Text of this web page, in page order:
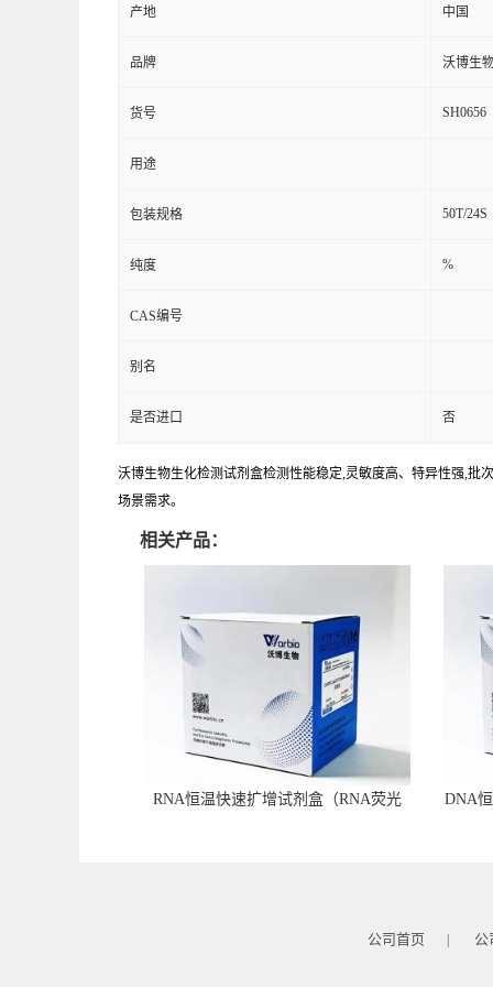
产地 中国
品牌 沃博生
货号 SH0656
用途
包装规格 50T/24S
纯度 %
CAS编号
别名
是否进口 否
沃博生物生化检测试剂盒检测性能稳定,灵敏度高、特异性强,批
场景需求。
相关产品：
RNA恒温快速扩增试剂盒（RNA荧光
DNA
公司首页 公